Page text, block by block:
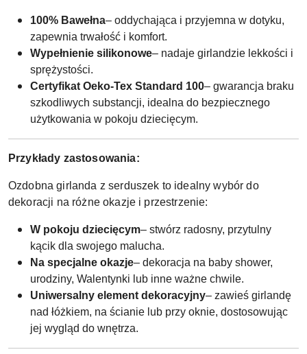
100% Bawełna– oddychająca i przyjemna w dotyku,
zapewnia trwałość i komfort.
Wypełnienie silikonowe– nadaje girlandzie lekkości i
sprężystości.
Certyfikat Oeko-Tex Standard 100– gwarancja braku
szkodliwych substancji, idealna do bezpiecznego
użytkowania w pokoju dziecięcym.
Przykłady zastosowania:
Ozdobna girlanda z serduszek to idealny wybór do
dekoracji na różne okazje i przestrzenie:
W pokoju dziecięcym– stwórz radosny, przytulny
kącik dla swojego malucha.
Na specjalne okazje– dekoracja na baby shower,
urodziny, Walentynki lub inne ważne chwile.
Uniwersalny element dekoracyjny– zawieś girlandę
nad łóżkiem, na ścianie lub przy oknie, dostosowując
jej wygląd do wnętrza.